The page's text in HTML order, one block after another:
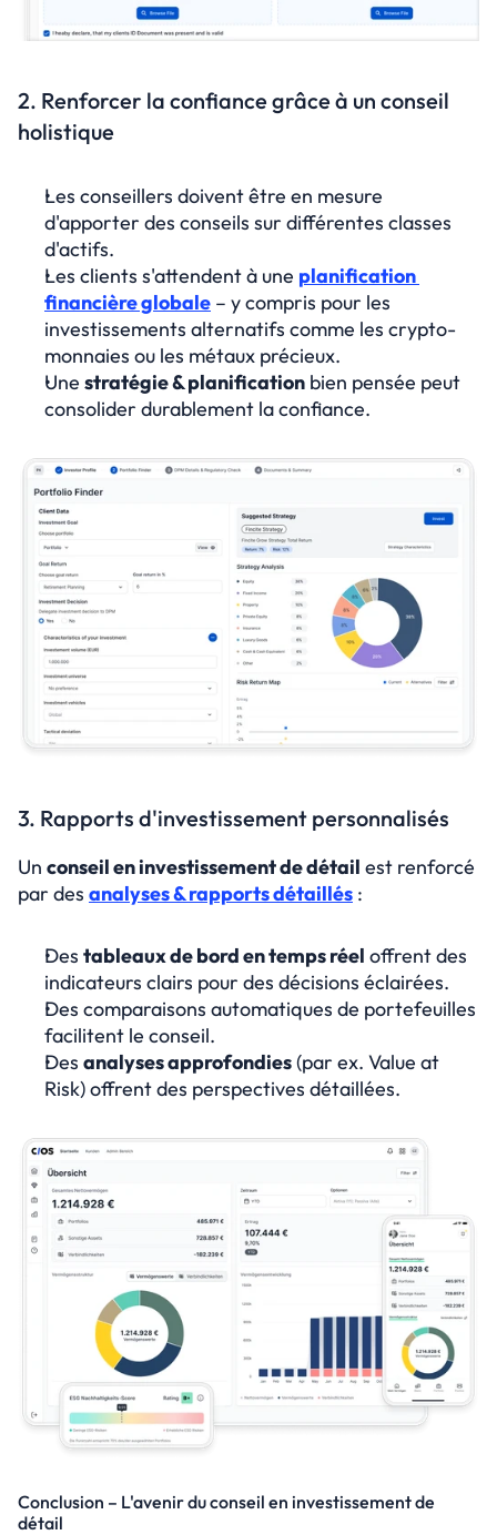
2. Renforcer la confiance grâce à un conseil
holistique
Les conseillers doivent être en mesure
d'apporter des conseils sur différentes classes
d'actifs.
Les clients s'attendent à une planification
financière globale – y compris pour les
investissements alternatifs comme les crypto-
monnaies ou les métaux précieux.
Une stratégie & planification bien pensée peut
consolider durablement la confiance.
3. Rapports d'investissement personnalisés
Un conseil en investissement de détail est renforcé
par des analyses & rapports détaillés :
Des tableaux de bord en temps réel offrent des
indicateurs clairs pour des décisions éclairées.
Des comparaisons automatiques de portefeuilles
facilitent le conseil.
Des analyses approfondies (par ex. Value at
Risk) offrent des perspectives détaillées.
Conclusion – L'avenir du conseil en investissement de
détail